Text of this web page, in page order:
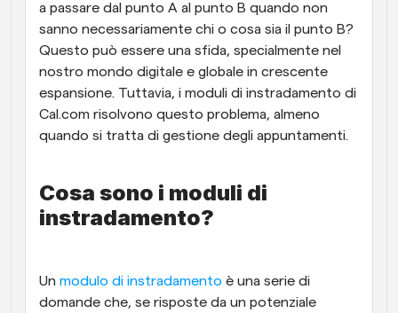
Webhook
Ricevi una notifica quando succede qualcosa
a passare dal punto A al punto B quando non
sanno necessariamente chi o cosa sia il punto B?
Questo può essere una sfida, specialmente nel
nostro mondo digitale e globale in crescente
espansione. Tuttavia, i moduli di instradamento di
Cal.com risolvono questo problema, almeno
quando si tratta di gestione degli appuntamenti.
Cosa sono i moduli di
instradamento?
Un modulo di instradamento è una serie di
domande che, se risposte da un potenziale